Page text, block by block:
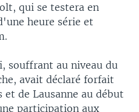
qui se testera en
heure série et
souffrant au niveau du
avait déclaré forfait
de Lausanne au début
participation aux